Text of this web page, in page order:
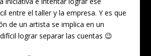
entre el taller y la empresa. Y es que
de un artista se implica en un
lograr separar las cuentas 😉